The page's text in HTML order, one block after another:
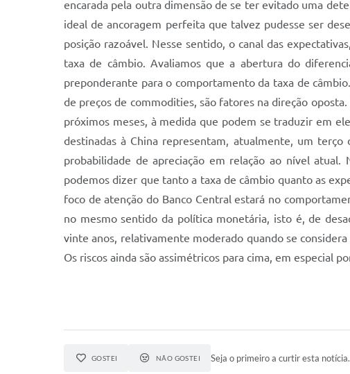
GOSTEI NÃO GOSTEI Seja o primeiro a curtir esta notícia.